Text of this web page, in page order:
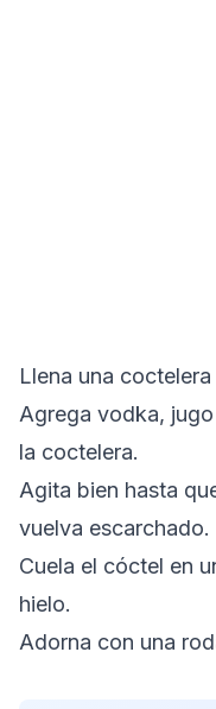
Llena una
Agrega vodka,
la coctelera.
Agita bien hasta
vuelva escarchado.
Cuela el cóctel en
hielo.
Adorna con una